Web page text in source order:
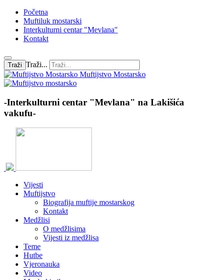
Početna
Muftiluk mostarski
Interkulturni centar "Mevlana"
Kontakt
Traži Traži...
Muftijstvo Mostarsko
-Interkulturni centar "Mevlana" na Lakišića
vakufu-
Vijesti
Muftijstvo
Biografija muftije mostarskog
Kontakt
Medžlisi
O medžlisima
Vijesti iz medžlisa
Teme
Hutbe
Vjeronauka
Video